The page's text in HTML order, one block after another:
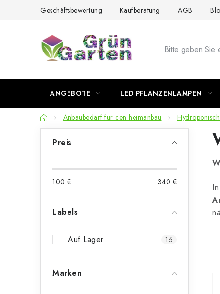
Geschäftsbewertung Kaufberatung AGB
ANGEBOTE LED PFLANZENLAMPEN
StartseiteAnbaubedarf für den heimanbau
t
e
Preis
100 € 340 €
Labels
Auf Lager 16
Marken